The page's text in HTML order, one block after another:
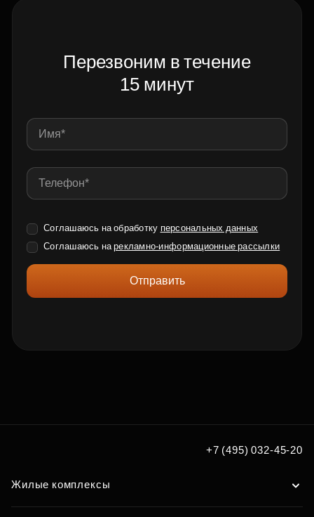
Перезвоним в течение
15 минут
Соглашаюсь на обработку персональных данных
Соглашаюсь нарекламно-информационные рассылки
Отправить
+7 (495) 032-45-20
Жилые комплексы